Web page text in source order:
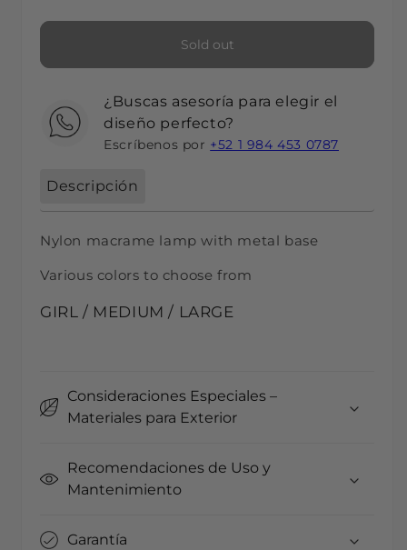
Sold out
¿Buscas asesoría para elegir el
diseño perfecto?
Escríbenos por +52 1 984 453 0787
Descripción
Nylon macrame lamp with metal base
Various colors to choose from
GIRL / MEDIUM / LARGE
Consideraciones Especiales –
Materiales para Exterior
Recomendaciones de Uso y
Mantenimiento
Garantía